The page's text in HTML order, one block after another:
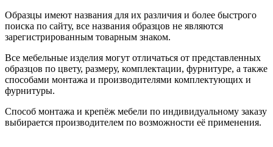
Образцы имеют названия для их различия и более быстрого
поиска по сайту, все названия образцов не являются
зарегистрированным товарным знаком.
Все мебельные изделия могут отличаться от представленных
образцов по цвету, размеру, комплектации, фурнитуре, а также
способами монтажа и производителями комплектующих и
фурнитуры.
Способ монтажа и крепёж мебели по индивидуальному заказу
выбирается производителем по возможности её применения.